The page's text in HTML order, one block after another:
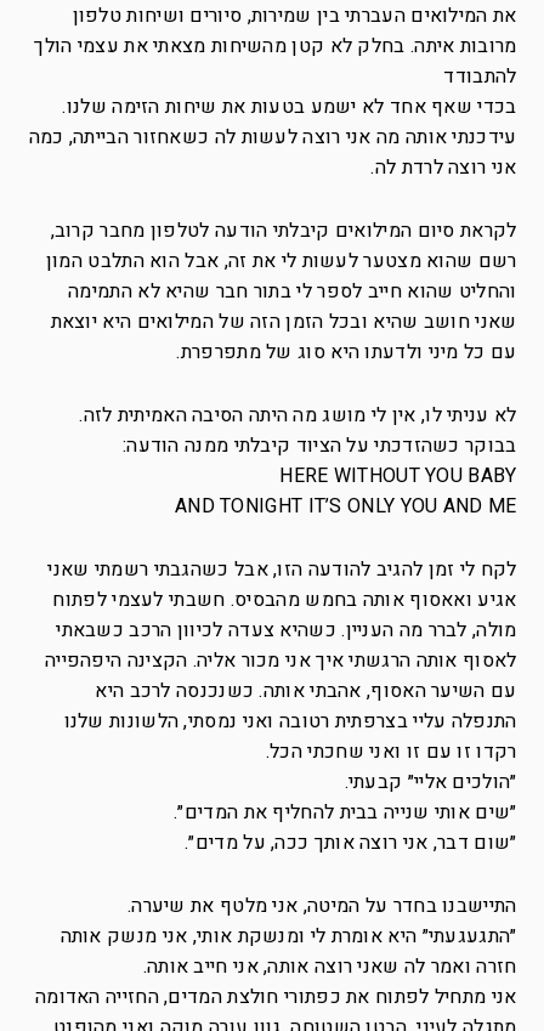
את המילואים העברתי בין שמירות, סיורים ושיחות טלפון
מרובות איתה. בחלק לא קטן מהשיחות מצאתי את עצמי הולך
להתבודד
בכדי שאף אחד לא ישמע בטעות את שיחות הזימה שלנו.
עידכנתי אותה מה אני רוצה לעשות לה כשאחזור הבייתה, כמה
אני רוצה לרדת לה.
לקראת סיום המילואים קיבלתי הודעה לטלפון מחבר קרוב,
רשם שהוא מצטער לעשות לי את זה, אבל הוא התלבט המון
והחליט שהוא חייב לספר לי בתור חבר שהיא לא התמימה
שאני חושב שהיא ובכל הזמן הזה של המילואים היא יוצאת
עם כל מיני ולדעתו היא סוג של מתפרפרת.
לא עניתי לו, אין לי מושג מה היתה הסיבה האמיתית לזה.
בבוקר כשהזדכתי על הציוד קיבלתי ממנה הודעה:
HERE WITHOUT YOU BABY
AND TONIGHT IT’S ONLY YOU AND ME
לקח לי זמן להגיב להודעה הזו, אבל כשהגבתי רשמתי שאני
אגיע ואאסוף אותה בחמש מהבסיס. חשבתי לעצמי לפתוח
מולה, לברר מה העניין. כשהיא צעדה לכיוון הרכב כשבאתי
לאסוף אותה הרגשתי איך אני מכור אליה. הקצינה היפהפייה
עם השיער האסוף, אהבתי אותה. כשנכנסה לרכב היא
התנפלה עליי בצרפתית רטובה ואני נמסתי, הלשונות שלנו
רקדו זו עם זו ואני שחכתי הכל.
״הולכים אליי״ קבעתי.
״שים אותי שנייה בבית להחליף את המדים״.
״שום דבר, אני רוצה אותך ככה, על מדים״.
התיישבנו בחדר על המיטה, אני מלטף את שיערה.
״התגעגעתי״ היא אומרת לי ומנשקת אותי, אני מנשק אותה
חזרה ואמר לה שאני רוצה אותה, אני חייב אותה.
אני מתחיל לפתוח את כפתורי חולצת המדים, החזייה האדומה